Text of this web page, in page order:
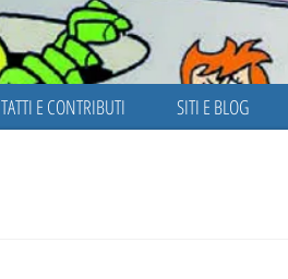
E CONTRIBUTI SITI E BLOG